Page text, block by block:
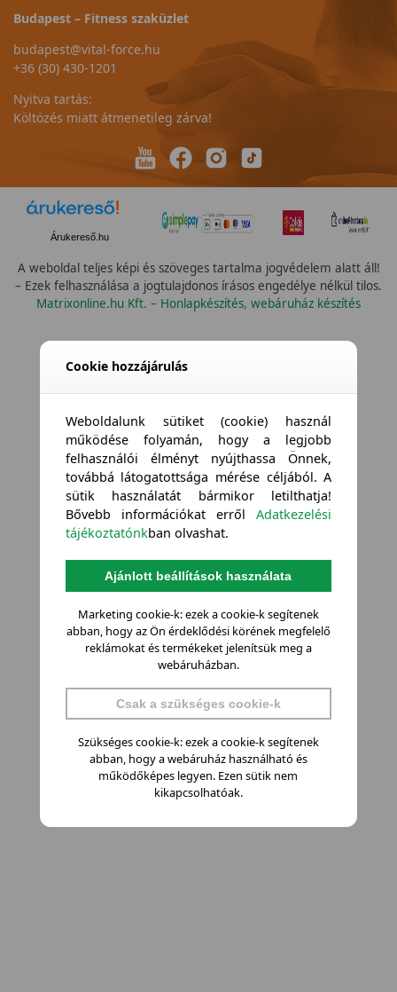
Budapest – Fitness szaküzlet
budapest@vital-force.hu
+36 (30) 430-1201
Nyitva tartás:
Költözés miatt átmenetileg zárva!
Árukereső.hu
A weboldal teljes képi és szöveges tartalma jogvédelem alatt áll!
– Ezek felhasználása a jogtulajdonos írásos engedélye nélkül tilos.
Matrixonline.hu Kft. – Honlapkészítés, webáruház készítés
Cookie hozzájárulás
Weboldalunk sütiket (cookie) használ
működése folyamán, hogy a legjobb
felhasználói élményt nyújthassa Önnek,
továbbá látogatottsága mérése céljából. A
sütik használatát bármikor letilthatja!
Bővebb információkat errőlAdatkezelési
tájékoztatónkban olvashat.
Ajánlott beállítások használata
Marketing cookie-k: ezek a cookie-k segítenek
abban, hogy az Ön érdeklődési körének megfelelő
reklámokat és termékeket jelenítsük meg a
webáruházban.
Csak a szükséges cookie-k
Szükséges cookie-k: ezek a cookie-k segítenek
abban, hogy a webáruház használható és
működőképes legyen. Ezen sütik nem
kikapcsolhatóak.